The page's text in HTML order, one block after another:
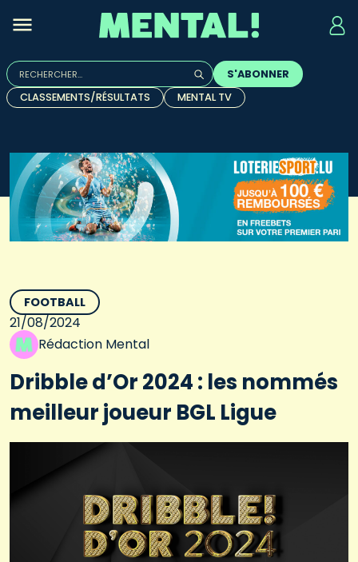
Rechercher :
Quand les résultats de l'auto-complétion sont
S'ABONNER
CLASSEMENTS/RÉSULTATS
MENTAL TV
FOOTBALL
21/08/2024
Rédaction Mental
Dribble d’Or 2024 : les nommés
meilleur joueur BGL Ligue